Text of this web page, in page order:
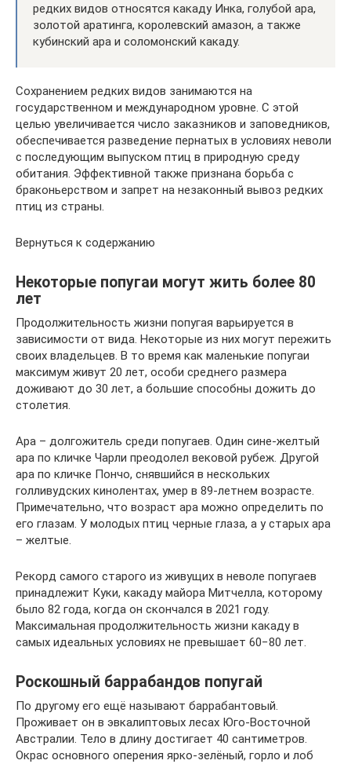
редких видов относятся какаду Инка, голубой ара,
золотой аратинга, королевский амазон, а также
кубинский ара и соломонский какаду.
Сохранением редких видов занимаются на
государственном и международном уровне. С этой
целью увеличивается число заказников и заповедников,
обеспечивается разведение пернатых в условиях неволи
с последующим выпуском птиц в природную среду
обитания. Эффективной также признана борьба с
браконьерством и запрет на незаконный вывоз редких
птиц из страны.
Вернуться к содержанию
Некоторые попугаи могут жить более 80
лет
Продолжительность жизни попугая варьируется в
зависимости от вида. Некоторые из них могут пережить
своих владельцев. В то время как маленькие попугаи
максимум живут 20 лет, особи среднего размера
доживают до 30 лет, а большие способны дожить до
столетия.
Ара – долгожитель среди попугаев. Один сине-желтый
ара по кличке Чарли преодолел вековой рубеж. Другой
ара по кличке Пончо, снявшийся в нескольких
голливудских кинолентах, умер в 89-летнем возрасте.
Примечательно, что возраст ара можно определить по
его глазам. У молодых птиц черные глаза, а у старых ара
– желтые.
Рекорд самого старого из живущих в неволе попугаев
принадлежит Куки, какаду майора Митчелла, которому
было 82 года, когда он скончался в 2021 году.
Максимальная продолжительность жизни какаду в
самых идеальных условиях не превышает 60−80 лет.
Роскошный баррабандов попугай
По другому его ещё называют баррабантовый.
Проживает он в эвкалиптовых лесах Юго-Восточной
Австралии. Тело в длину достигает 40 сантиметров.
Окрас основного оперения ярко-зелёный, горло и лоб